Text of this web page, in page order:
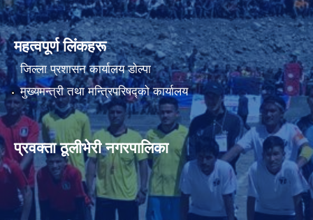
महत्वपूर्ण लिंकहरू
जिल्ला प्रशासन कार्यालय डाेल्पा
मुख्यमन्त्री तथा मन्त्रिपरिषद्को कार्यालय
प्रवक्ता ठूलीभेरी नगरपालिका